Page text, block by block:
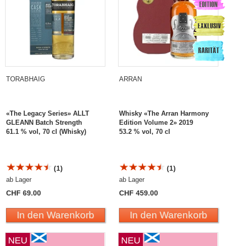
TORABHAIG
«The Legacy Series» ALLT
GLEANN Batch Strength
61.1 % vol, 70 cl (Whisky)
(1)
ab Lager
CHF 69.00
In den Warenkorb
ARRAN
Whisky «The Arran Harmony
Edition Volume 2» 2019
53.2 % vol, 70 cl
(1)
ab Lager
CHF 459.00
In den Warenkorb
NEU NEU